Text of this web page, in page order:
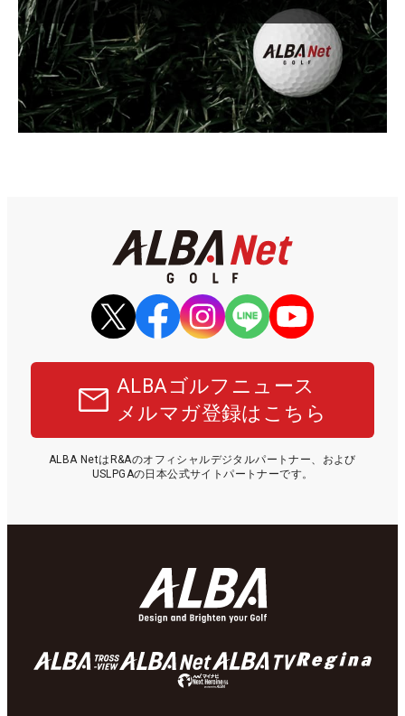
ALBAゴルフニュース
メルマガ登録はこちら
ALBA NetはR&Aのオフィシャルデジタルパートナー、および
USLPGAの日本公式サイトパートナーです。